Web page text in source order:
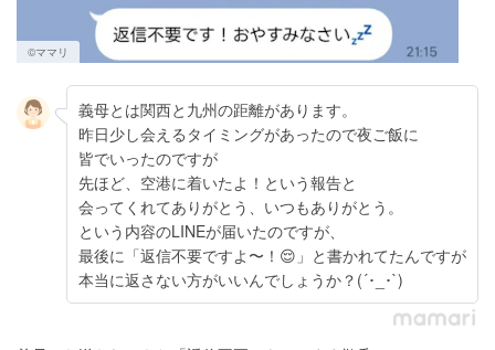
©︎ママリ
義母とは関西と九州の距離があります。
昨日少し会えるタイミングがあったので夜ご飯に
皆でいったのですが
先ほど、空港に着いたよ！という報告と
会ってくれてありがとう、いつもありがとう。
という内容のLINEが届いたのですが、
最後に「返信不要ですよ〜！😌」と書かれてたんですが
本当に返さない方がいいんでしょうか？(´･_･`)